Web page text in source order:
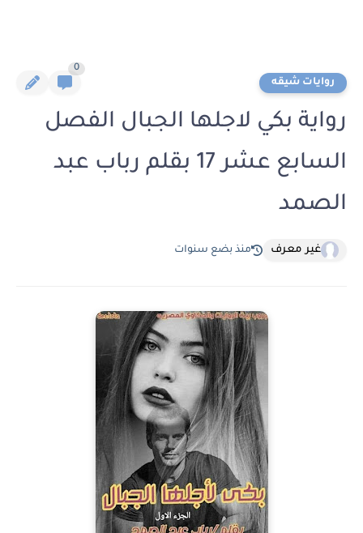
روايات شيقه
0
رواية بكي لاجلها الجبال الفصل
السابع عشر 17 بقلم رباب عبد
الصمد
غير معرف منذ بضع سنوات